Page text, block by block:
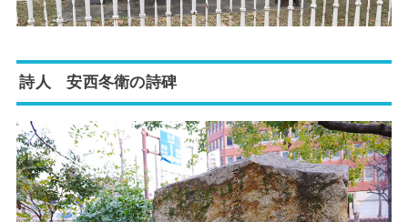
詩人 安西冬衛の詩碑